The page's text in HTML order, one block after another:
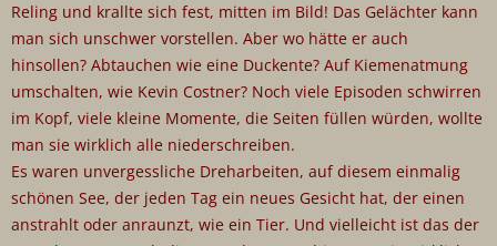
Reling und krallte sich fest, mitten im Bild! Das Gelächter kann
man sich unschwer vorstellen. Aber wo hätte er auch
hinsollen? Abtauchen wie eine Duckente? Auf Kiemenatmung
umschalten, wie Kevin Costner? Noch viele Episoden schwirren
im Kopf, viele kleine Momente, die Seiten füllen würden, wollte
man sie wirklich alle niederschreiben.
Es waren unvergessliche Dreharbeiten, auf diesem einmalig
schönen See, der jeden Tag ein neues Gesicht hat, der einen
anstrahlt oder anraunzt, wie ein Tier. Und vielleicht ist das der